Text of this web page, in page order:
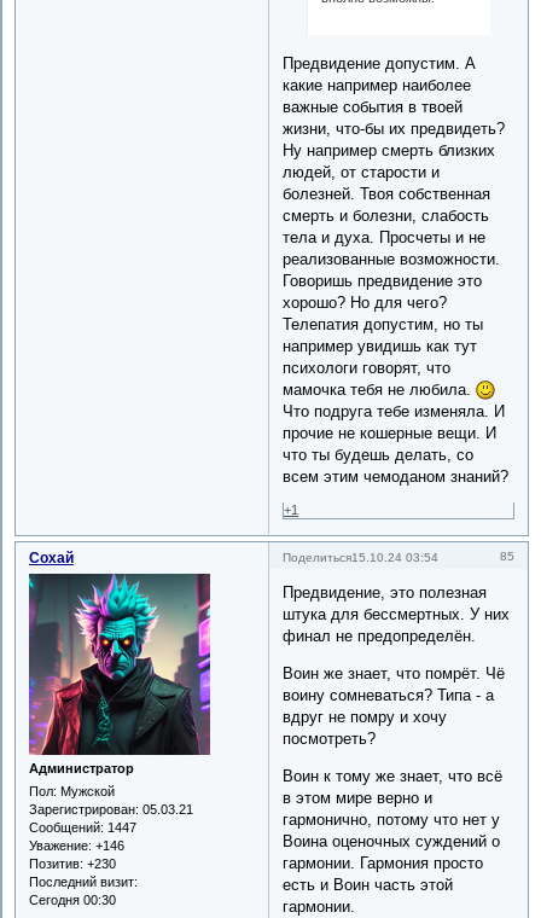
Предвидение допустим. А
какие например наиболее
важные события в твоей
жизни, что-бы их предвидеть?
Ну например смерть близких
людей, от старости и
болезней. Твоя собственная
смерть и болезни, слабость
тела и духа. Просчеты и не
реализованные возможности.
Говоришь предвидение это
хорошо? Но для чего?
Телепатия допустим, но ты
например увидишь как тут
психологи говорят, что
мамочка тебя не любила.
Что подруга тебе изменяла. И
прочие не кошерные вещи. И
что ты будешь делать, со
всем этим чемоданом знаний?
+1
Поделиться 85
15.10.24 03:54
Сохай
Администратор
Пол: Мужской
Зарегистрирован: 05.03.21
Сообщений: 1447
Уважение: +146
Позитив: +230
Последний визит:
Сегодня 00:30
Предвидение, это полезная
штука для бессмертных. У них
финал не предопределён.
Воин же знает, что помрёт. Чё
воину сомневаться? Типа - а
вдруг не помру и хочу
посмотреть?
Воин к тому же знает, что всё
в этом мире верно и
гармонично, потому что нет у
Воина оценочных суждений о
гармонии. Гармония просто
есть и Воин часть этой
гармонии.